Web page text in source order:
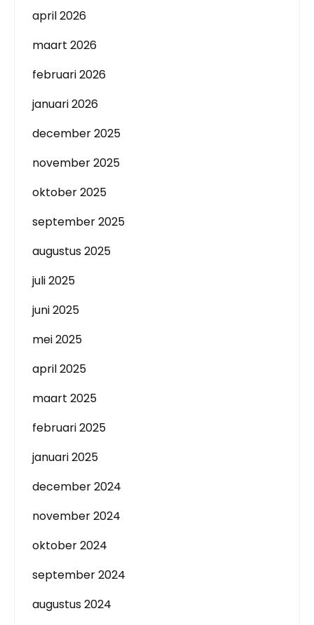
april 2026
maart 2026
februari 2026
januari 2026
december 2025
november 2025
oktober 2025
september 2025
augustus 2025
juli 2025
juni 2025
mei 2025
april 2025
maart 2025
februari 2025
januari 2025
december 2024
november 2024
oktober 2024
september 2024
augustus 2024